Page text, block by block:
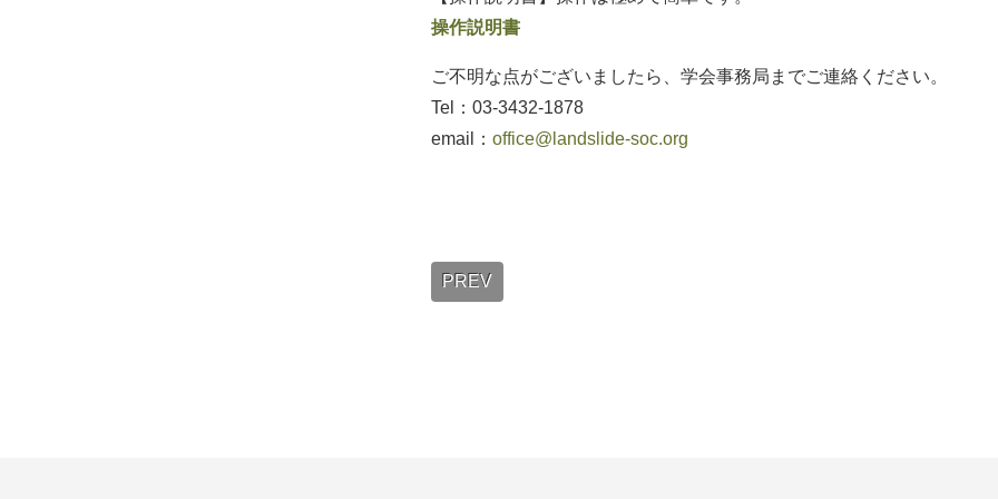
操作説明書
ご不明な点がございましたら、学会事務局までご連絡ください。
Tel：03-3432-1878
email： office@landslide-soc.org
PREV